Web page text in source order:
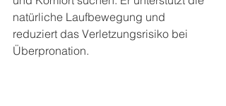
natürliche Laufbewegung und
reduziert das Verletzungsrisiko bei
Überpronation.